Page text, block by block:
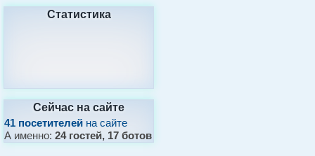
Статистика
Сейчас на сайте
41 посетителей на сайте
А именно:24 гостей, 17 ботов